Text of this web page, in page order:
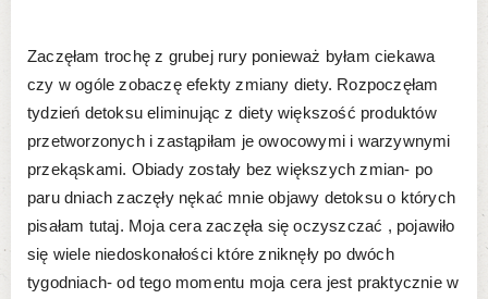
Zaczęłam trochę z grubej rury ponieważ byłam ciekawa
czy w ogóle zobaczę efekty zmiany diety. Rozpoczęłam
tydzień detoksu eliminując z diety większość produktów
przetworzonych i zastąpiłam je owocowymi i warzywnymi
przekąskami. Obiady zostały bez większych zmian- po
paru dniach zaczęły nękać mnie objawy detoksu o których
pisałam tutaj. Moja cera zaczęła się oczyszczać , pojawiło
się wiele niedoskonałości które zniknęły po dwóch
tygodniach- od tego momentu moja cera jest praktycznie w